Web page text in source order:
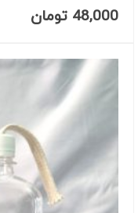
48,000 تومان